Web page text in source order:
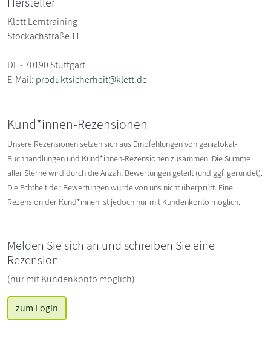
Klett Lerntraining
Stöckachstraße 11
DE - 70190 Stuttgart
E-Mail: produktsicherheit@klett.de
Kund*innen-Rezensionen
Unsere Rezensionen setzen sich aus Empfehlungen von genialokal-
Buchhandlungen und Kund*innen-Rezensionen zusammen. Die Summe
aller Sterne wird durch die Anzahl Bewertungen geteilt (und ggf. gerundet).
Die Echtheit der Bewertungen wurde von uns nicht überprüft. Eine
Rezension der Kund*innen ist jedoch nur mit Kundenkonto möglich.
Melden Sie sich an und schreiben Sie eine
Rezension
(nur mit Kundenkonto möglich)
zum Login